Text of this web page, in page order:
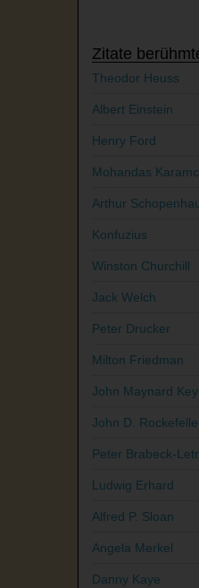
Zitate
Theodor Heuss
Albert Einstein
Henry Ford
Mohandas
Arthur
Konfuzius
Winston Churchill
Jack Welch
Peter Drucker
Milton Friedman
John Maynard
John D.
Peter Brabeck-
Ludwig Erhard
Alfred P. Sloan
Angela Merkel
Danny Kaye